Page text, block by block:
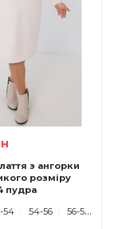
з ангорки
розміру
пудра
54 54-56 56-58